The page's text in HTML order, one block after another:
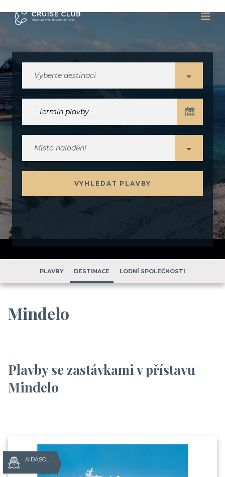
Vyberte destinaci
Místo nalodění
VYHLEDAT PLAVBY
PLAVBY DESTINACE LODNÍ SPOLEČNOSTI
Mindelo
Plavby se zastávkami v přístavu
Mindelo
AIDASOL